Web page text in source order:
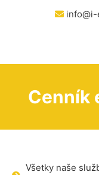
info@i-
Cenník
Všetky naše